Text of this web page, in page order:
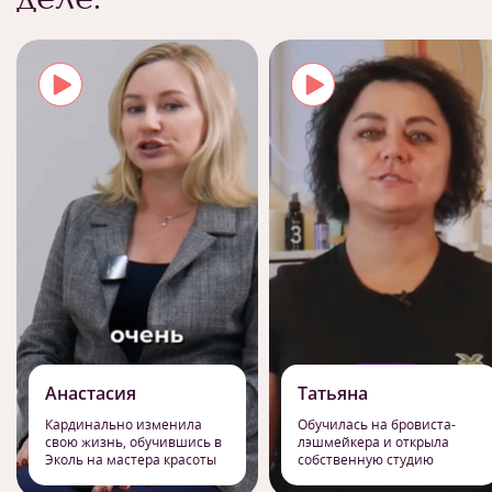
Анастасия
Кардинально изменила
свою жизнь, обучившись в
Эколь на мастера красоты
Татьяна
Обучилась на бровиста-
лэшмейкера и открыла
собственную студию